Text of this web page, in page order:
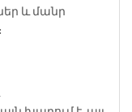
և մանր